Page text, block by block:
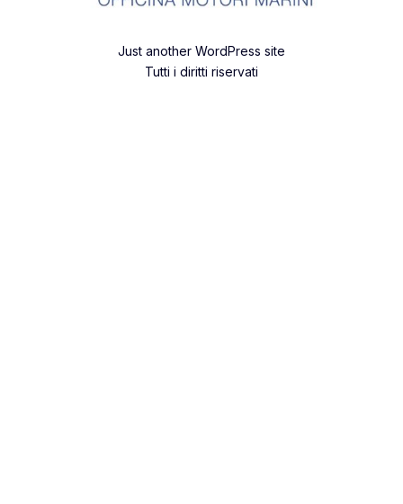
Just another WordPress site
Tutti i diritti riservati